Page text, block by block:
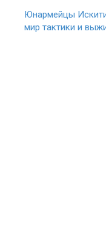
Юнармейцы
мир тактики и